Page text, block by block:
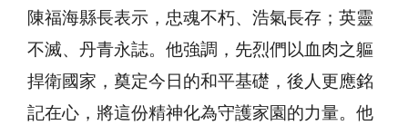
陳福海縣長表示，忠魂不朽、浩氣長存；英靈
不滅、丹青永誌。他強調，先烈們以血肉之軀
捍衛國家，奠定今日的和平基礎，後人更應銘
記在心，將這份精神化為守護家園的力量。他